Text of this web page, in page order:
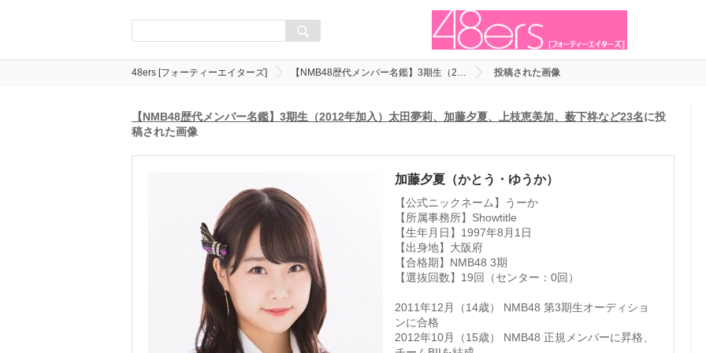
48ers [フォーティーエイターズ] 【NMB48歴代メンバー名鑑】3期生（2… 投稿された画像
【NMB48歴代メンバー名鑑】3期生（2012年加入）太田夢莉、加藤夕夏、上枝恵美加、薮下柊など23名に投
稿された画像
加藤夕夏（かとう・ゆうか）
【公式ニックネーム】うーか
【所属事務所】Showtitle
【生年月日】1997年8月1日
【出身地】大阪府
【合格期】NMB48 3期
【選抜回数】19回（センター：0回）
2011年12月（14歳） NMB48 第3期生オーディショ
ンに合格
2012年10月（15歳） NMB48 正規メンバーに昇格、